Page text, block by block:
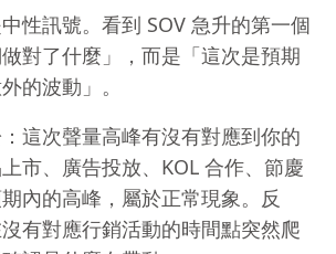
性訊號。看到 SOV 急升的第一個
對了什麼」，而是「這次是預期
的波動」。
這次聲量高峰有沒有對應到你的
市、廣告投放、KOL 合作、節慶
內的高峰，屬於正常現象。反
有對應行銷活動的時間點突然爬